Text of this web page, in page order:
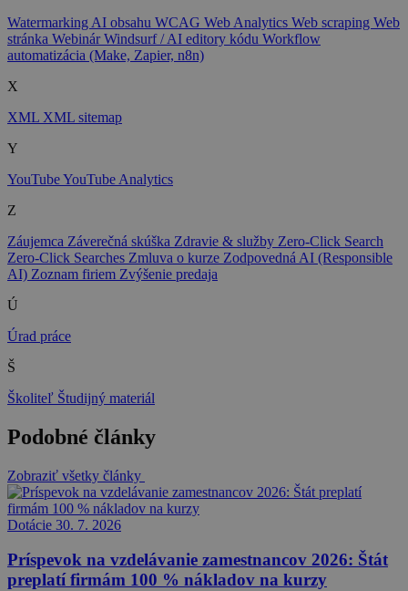
Watermarking AI obsahu WCAG Web Analytics Web scraping Web
stránka WebinárWindsurf / AI editory kódu Workflow
automatizácia (Make, Zapier, n8n)
X
XML XML sitemap
Y
YouTubeYouTube Analytics
Z
Záujemca Záverečná skúška Zdravie & služby Zero-Click Search
Zero-Click Searches Zmluva o kurze Zodpovedná AI (Responsible
AI) Zoznam firiem Zvýšenie predaja
Ú
Úrad práce
Š
Školiteľ Študijný materiál
Podobné články
Zobraziť všetky články
Dotácie 30. 7. 2026
Príspevok na vzdelávanie zamestnancov 2026: Štát
preplatí firmám 100 % nákladov na kurzy